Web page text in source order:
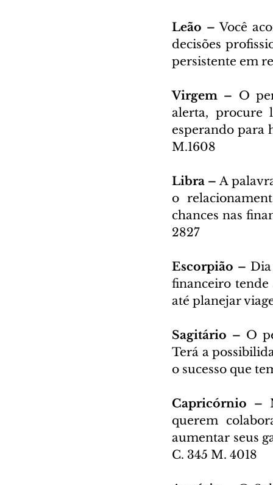
Leão – Você
decisões
persistente em
Virgem – O
alerta, procure
esperando para
M.1608
Libra – A
o
chances nas
2827
Escorpião –
financeiro tende
até planejar
Sagitário – O
Terá a
o sucesso que
Capricórnio –
querem
aumentar seus
C. 345 M. 4018